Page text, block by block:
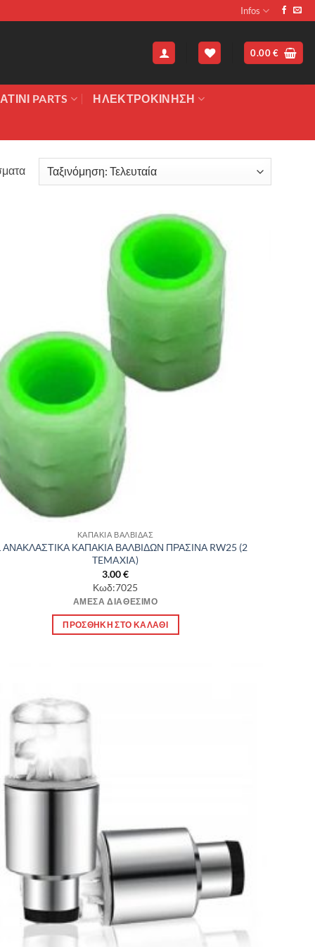
Infos
0.00€
PARTS ΗΛΕΚΤΡΟΚΙΝΗΣΗ
Sorted
Πρόσθήκη
στην λίστα
ΚΑΠΑΚΙΑ ΒΑΛΒΙΔΑΣ
ΑΝΑΚΛΑΣΤΙΚΑ ΚΑΠΑΚΙΑ ΒΑΛΒΙΔΩΝ ΠΡΑΣΙΝΑ RW25 (2
TEMAXIA)
3.00€
Κωδ:7025
ΆΜΕΣΑ ΔΙΑΘΈΣΙΜΟ
ΠΡΟΣΘΉΚΗ ΣΤΟ ΚΑΛΆΘΙ